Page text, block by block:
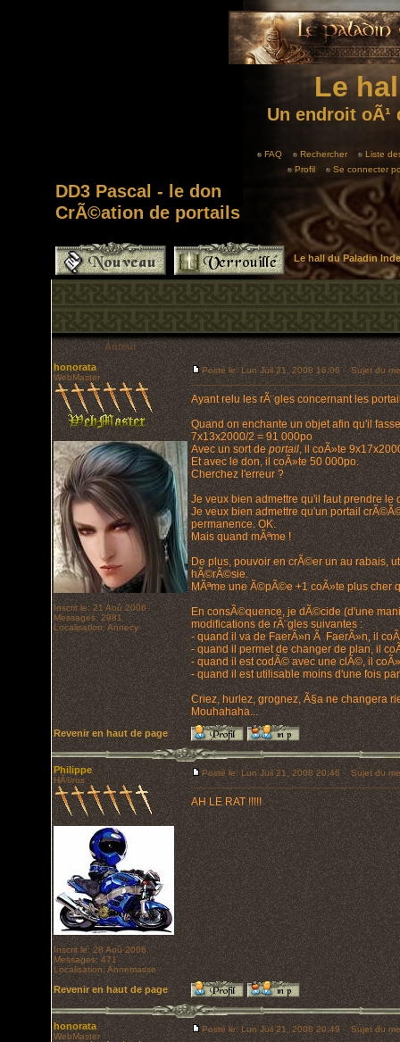
Le
Un endroit
FAQ Rechercher
Liste
Profil
Se connecter
DD3 Pascal - le don
CrÃ©ation de portails
Le hall du Paladin
Auteur
honorata
WebMaster
Inscrit le: 21 Aoû 2006
Messages: 2981
Localisation: Annecy
Posté le: Lun Juil 21, 2008 16:06 Sujet du
Ayant relu les rÃ¨gles concernant les
Quand on enchante un objet afin qu'il
7x13x2000/2 = 91 000po
Avec un sort deportail, il coÃ»te
Et avec le don, il coÃ»te 50 000po.
Cherchez l'erreur ?
Je veux bien admettre qu'il faut prendre le
Je veux bien admettre qu'un portail
permanence. OK.
Mais quand mÃªme !
De plus, pouvoir en crÃ©er un au rabais,
hÃ©rÃ©sie.
MÃªme une Ã©pÃ©e +1 coÃ»te plus cher
En consÃ©quence, je dÃ©cide (d'une
modifications de rÃ¨gles suivantes :
- quand il va de FaerÃ»n Ã FaerÃ»n, il
- quand il permet de changer de plan, il
- quand il est codÃ© avec une clÃ©, il
- quand il est utilisable moins d'une fois
Criez, hurlez, grognez, Ã§a ne changera
Mouhahaha...
Revenir en haut de page
Philippe
HÃ©ros
Inscrit le: 28 Aoû 2006
Messages: 471
Localisation: Annemasse
Posté le: Lun Juil 21, 2008 20:46 Sujet du
AH LE RAT !!!!!
Revenir en haut de page
honorata
WebMaster
Posté le: Lun Juil 21, 2008 20:49 Sujet du